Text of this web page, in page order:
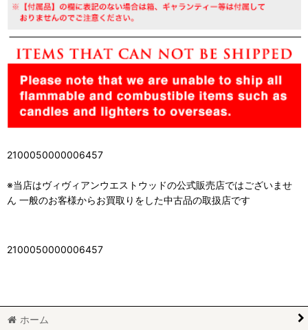
2100050000006457
※当店はヴィヴィアンウエストウッドの公式販売店ではございませ
ん 一般のお客様からお買取りをした中古品の取扱店です
2100050000006457
ホーム